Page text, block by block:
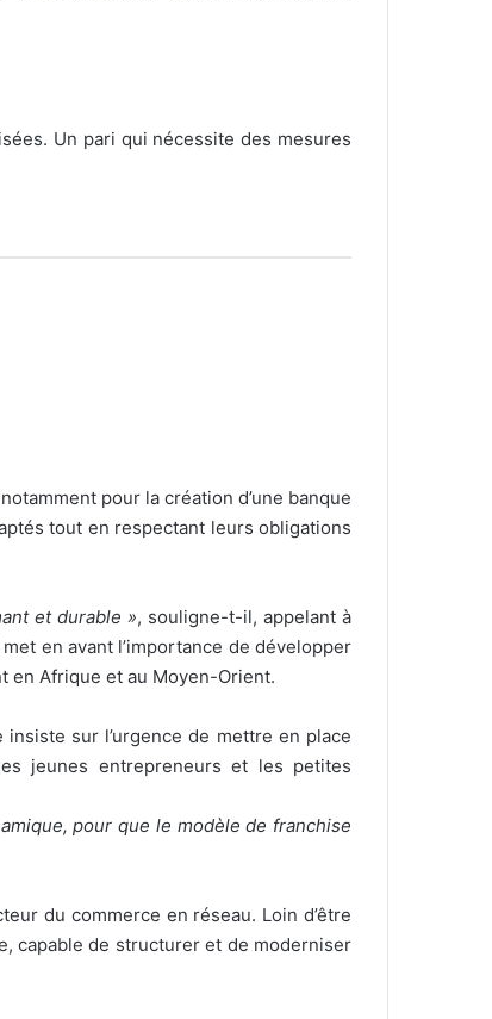
Un pari qui nécessite des mesures
pour la création d’une banque
tout en respectant leurs obligations
et durable », souligne-t-il, appelant à
en avant l’importance de développer
en Afrique et au Moyen-Orient.
sur l’urgence de mettre en place
jeunes entrepreneurs et les petites
pour que le modèle de franchise
du commerce en réseau. Loin d’être
capable de structurer et de moderniser